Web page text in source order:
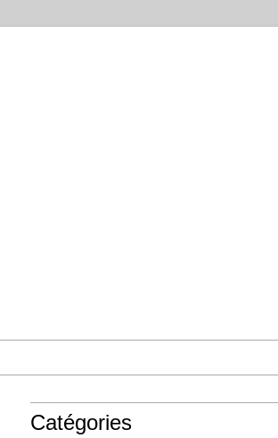
Catégories